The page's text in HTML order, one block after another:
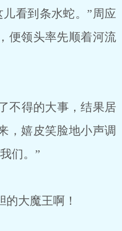
看到条水蛇。”周应
便领头率先顺着河流
不得的大事，结果居
，嬉皮笑脸地小声调
们。”
大魔王啊！